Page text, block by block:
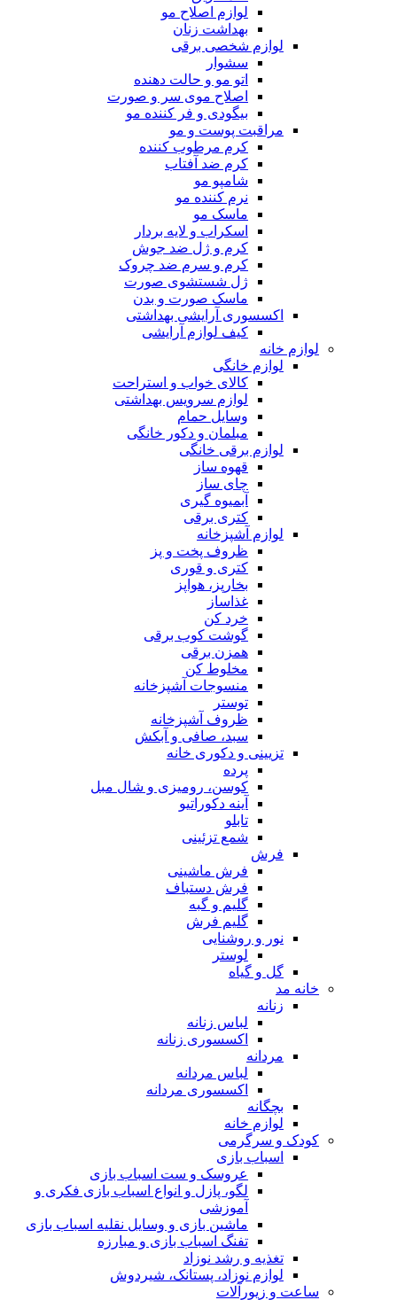
لوازم اصلاح مو
بهداشت زنان
لوازم شخصی برقی
سشوار
اتو مو و حالت دهنده
اصلاح موی سر و صورت
بیگودی و فر کننده مو
مراقبت پوست و مو
کرم مرطوب کننده
کرم ضد آفتاب
شامپو مو
نرم کننده مو
ماسک مو
اسکراب و لایه بردار
کرم و ژل ضد جوش
کرم و سرم ضد چروک
ژل شستشوی صورت
ماسک صورت و بدن
اکسسوری آرایشی بهداشتی
کیف لوازم آرایشی
لوازم خانه
لوازم خانگی
کالای خواب و استراحت
لوازم سرویس بهداشتی
وسایل حمام
مبلمان و دکور خانگی
لوازم برقی خانگی
قهوه ساز
چای ساز
آبمیوه گیری
کتری برقی
لوازم آشپزخانه
ظروف پخت و پز
کتری و قوری
بخارپز، هواپز
غذاساز
خرد کن
گوشت کوب برقی
همزن برقی
مخلوط کن
منسوجات آشپزخانه
توستر
ظروف آشپزخانه
سبد، صافی و آبکش
تزیینی و دکوری خانه
پرده
کوسن، رومیزی و شال مبل
آینه دکوراتیو
تابلو
شمع تزئینی
فرش
فرش ماشینی
فرش دستباف
گلیم و گبه
گلیم فرش
نور و روشنایی
لوستر
گل و گیاه
خانه مد
زنانه
لباس زنانه
اکسسوری زنانه
مردانه
لباس مردانه
اکسسوری مردانه
بچگانه
لوازم خانه
کودک و سرگرمی
اسباب بازی
عروسک و ست اسباب بازی
لگو، پازل و انواع اسباب بازی فکری و
آموزشی
ماشین بازی و وسایل نقلیه اسباب بازی
تفنگ اسباب بازی و مبارزه
تغذیه و رشد نوزاد
لوازم نوزاد، پستانک، شیردوش
ساعت و زیور‌آلات